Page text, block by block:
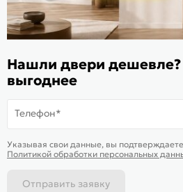
В корзину-30 024 ₽
ИКС 1340
© 2010—2026 Склад Дверей 169.RU
Пользовательское соглашение
Политика обработки персональных
Нашли двери
выгоднее
Телефон*
Указывая свои данные, вы
Политикой обработки персональных
Отправить заявку